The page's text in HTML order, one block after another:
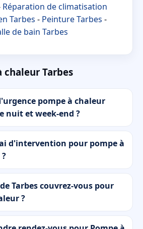
Réparation de climatisation
Tarbes - Peinture Tarbes -
de bain Tarbes
chaleur Tarbes
pompe à chaleur
nuit et week-end ?
d'intervention pour pompe à
Tarbes couvrez-vous pour
?